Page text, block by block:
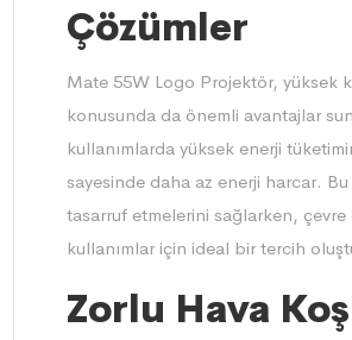
Çözümler
Mate 55W Logo Projektör, yüksek
konusunda da önemli avantajlar
kullanımlarda yüksek enerji
sayesinde daha az enerji harcar.
tasarruf etmelerini sağlarken,
kullanımlar için ideal bir tercih
Zorlu Hava